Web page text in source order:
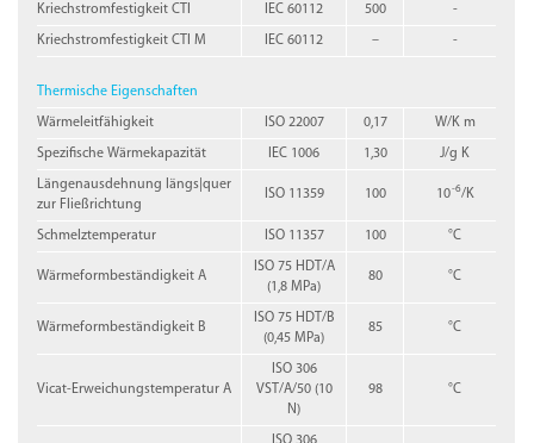
Kriechstromfestigkeit CTI IEC 60112 500 -
Kriechstromfestigkeit CTI M IEC 60112 – -
Thermische Eigenschaften
Wärmeleitfähigkeit ISO 22007 0,17 W/K m
Spezifische Wärmekapazität IEC 1006 1,30 J/g K
Längenausdehnung längs|quer
zur Fließrichtung
ISO 11359 100 10-6/K
Schmelztemperatur ISO 11357 100 °C
Wärmeformbeständigkeit A
ISO 75 HDT/A
(1,8 MPa)
80 °C
Wärmeformbeständigkeit B
ISO 75 HDT/B
(0,45 MPa)
85 °C
Vicat-Erweichungstemperatur A
ISO 306
VST/A/50 (10
N)
98 °C